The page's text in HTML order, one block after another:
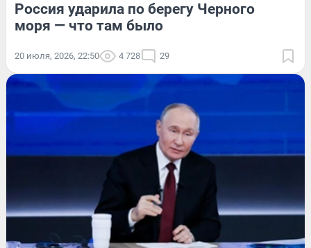
Россия ударила по берегу Черного
моря — что там было
20 июля, 2026, 22:50 4 728 29